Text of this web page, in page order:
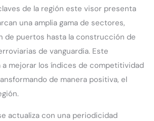
de la región este visor presenta
una amplia gama de sectores,
de puertos hasta la construcción de
de vanguardia. Este
a mejorar los índices de competitividad
de manera positiva, el
actualiza con una periodicidad